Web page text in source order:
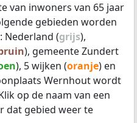
van inwoners van 65 jaar
gebieden worden
Nederland (grijs),
), gemeente Zundert
), 5 wijken (oranje) en
Wernhout wordt
op de naam van een
dat gebied weer te